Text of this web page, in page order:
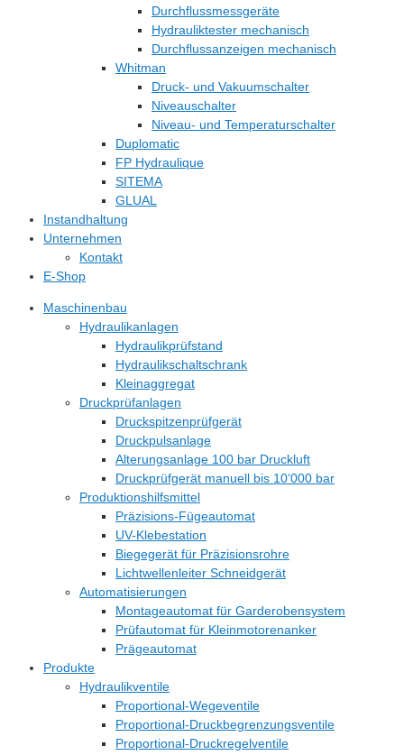
Durchflussmessgeräte
Hydrauliktester mechanisch
Durchflussanzeigen mechanisch
Whitman
Druck- und Vakuumschalter
Niveauschalter
Niveau- und Temperaturschalter
Duplomatic
FP Hydraulique
SITEMA
GLUAL
Instandhaltung
Unternehmen
Kontakt
E-Shop
Maschinenbau
Hydraulikanlagen
Hydraulikprüfstand
Hydraulikschaltschrank
Kleinaggregat
Druckprüfanlagen
Druckspitzenprüfgerät
Druckpulsanlage
Alterungsanlage 100 bar Druckluft
Druckprüfgerät manuell bis 10‘000 bar
Produktionshilfsmittel
Präzisions-Fügeautomat
UV-Klebestation
Biegegerät für Präzisionsrohre
Lichtwellenleiter Schneidgerät
Automatisierungen
Montageautomat für Garderobensystem
Prüfautomat für Kleinmotorenanker
Prägeautomat
Produkte
Hydraulikventile
Proportional-Wegeventile
Proportional-Druckbegrenzungsventile
Proportional-Druckregelventile